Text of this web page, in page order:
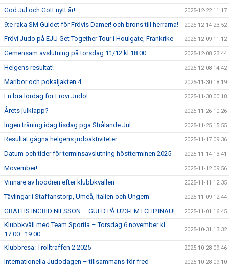
God Jul och Gott nytt år! 2025-12-22 11:17
9:e raka SM Guldet för Frövis Damer! och brons till herrarna! 2025-12-14 23:52
Frövi Judo på EJU Get Together Tour i Houlgate, Frankrike 2025-12-09 11:12
Gemensam avslutning på torsdag 11/12 kl 18:00 2025-12-08 23:44
Helgens resultat! 2025-12-08 14:42
Maribor och pokaljakten 4 2025-11-30 18:19
En bra lördag för Frövi Judo! 2025-11-30 00:18
Årets julklapp? 2025-11-26 10:26
Ingen träning idag tisdag pga Strålande Jul 2025-11-25 15:55
Resultat gågna helgens judoaktiviteter 2025-11-17 09:36
Datum och tider för terminsavslutning höstterminen 2025 2025-11-14 13:41
Movember! 2025-11-12 09:56
Vinnare av hoodien efter klubbkvällen 2025-11-11 12:35
Tävlingar i Staffanstorp, Umeå, Italien och Ungern 2025-11-09 12:44
GRATTIS INGRID NILSSON – GULD PÅ U23-EM I CHI?INAU! 2025-11-01 16:45
Klubbkväll med Team Sportia – Torsdag 6 november kl.
17:00–19:00
2025-10-31 13:32
Klubbresa: Trollträffen 2 2025 2025-10-28 09:46
Internationella Judodagen – tillsammans för fred 2025-10-28 09:10